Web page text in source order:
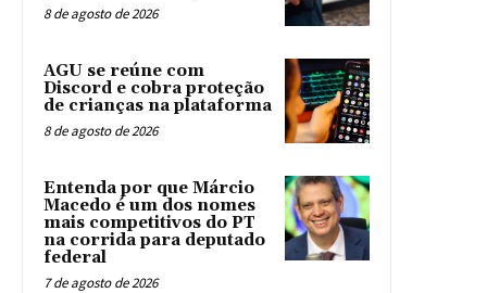
8 de agosto de 2026
AGU se reúne com
Discord e cobra proteção
de crianças na plataforma
8 de agosto de 2026
Entenda por que Márcio
Macedo é um dos nomes
mais competitivos do PT
na corrida para deputado
federal
7 de agosto de 2026